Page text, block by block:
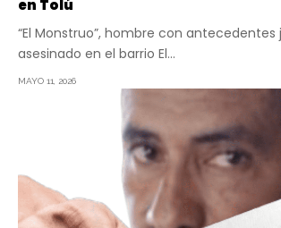
en Tolú
“El Monstruo”, hombre con antecedentes
asesinado en el barrio El…
MAYO 11, 2026